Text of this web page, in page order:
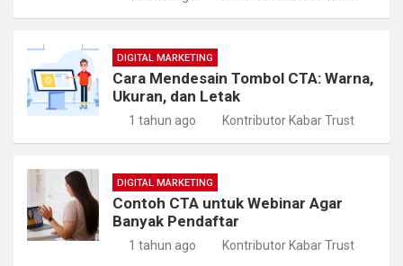
DIGITAL MARKETING
Cara Mendesain Tombol CTA: Warna,
Ukuran, dan Letak
1 tahun ago Kontributor Kabar Trust
DIGITAL MARKETING
Contoh CTA untuk Webinar Agar
Banyak Pendaftar
1 tahun ago Kontributor Kabar Trust